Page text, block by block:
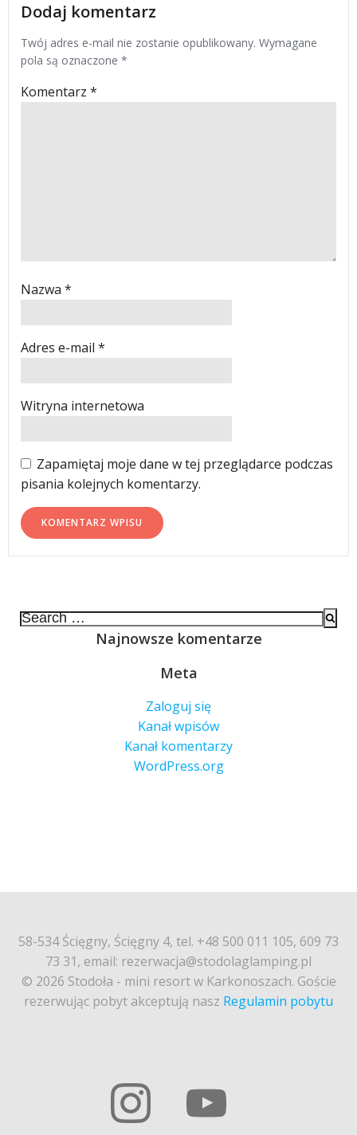
Dodaj komentarz
Twój adres e-mail nie zostanie opublikowany. Wymagane
pola są oznaczone *
Komentarz *
Nazwa *
Adres e-mail *
Witryna internetowa
Zapamiętaj moje dane w tej przeglądarce podczas
pisania kolejnych komentarzy.
Search
Najnowsze komentarze
Meta
Zaloguj się
Kanał wpisów
Kanał komentarzy
WordPress.org
58-534 Ścięgny, Ścięgny 4, tel. +48 500 011 105, 609 73
73 31, email: rezerwacja@stodolaglamping.pl
© 2026 Stodoła - mini resort w Karkonoszach. Goście
rezerwując pobyt akceptują nasz Regulamin pobytu